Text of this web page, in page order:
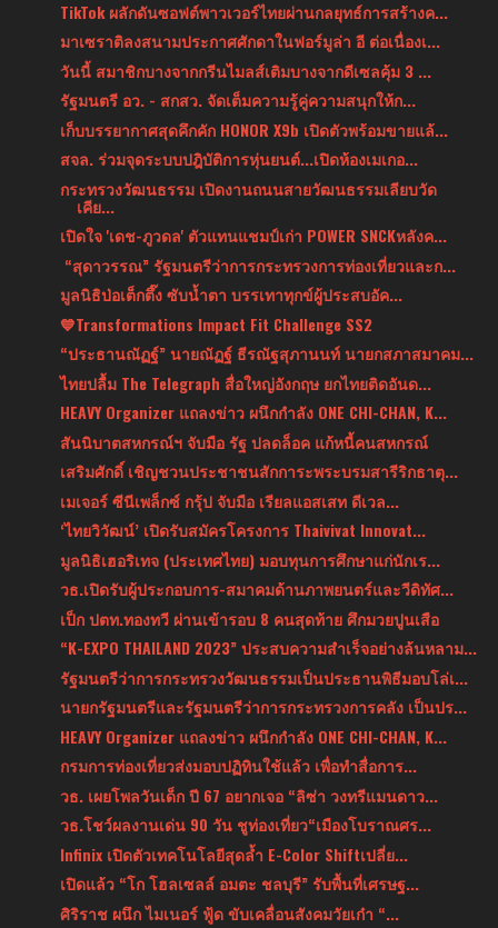
TikTok ผลักดันซอฟต์พาวเวอร์ไทยผ่านกลยุทธ์การสร้างค...
มาเซราติลงสนามประกาศศักดาในฟอร์มูล่า อี ต่อเนื่องเ...
วันนี้ สมาชิกบางจากกรีนไมลส์เติมบางจากดีเซลคุ้ม 3 ...
รัฐมนตรี อว. - สกสว. จัดเต็มความรู้คู่ความสนุกให้ก...
เก็บบรรยากาศสุดคึกคัก HONOR X9b เปิดตัวพร้อมขายแล้...
สจล. ร่วมจุดระบบปฎิบัติการหุ่นยนต์...เปิดห้องเมเกอ...
กระทรวงวัฒนธรรม เปิดงานถนนสายวัฒนธรรมเลียบวัด
เคีย...
เปิดใจ 'เดช-ภูวดล' ตัวแทนแชมป์เก่า POWER SNCKหลังค...
“สุดาวรรณ” รัฐมนตรีว่าการกระทรวงการท่องเที่ยวและก...
มูลนิธิป่อเต็กตึ๊ง ซับน้ำตา บรรเทาทุกข์ผู้ประสบอัค...
💙Transformations Impact Fit Challenge SS2
“ประธานณัฏฐ์” นายณัฏฐ์ ธีรณัฐสุภานนท์ นายกสภาสมาคม...
ไทยปลื้ม The Telegraph สื่อใหญ่อังกฤษ ยกไทยติดอันด...
HEAVY Organizer แถลงข่าว ผนึกกำลัง ONE CHI-CHAN, K...
สันนิบาตสหกรณ์ฯ จับมือ รัฐ ปลดล็อค แก้หนี้คนสหกรณ์
เสริมศักดิ์ เชิญชวนประชาชนสักการะพระบรมสารีริกธาตุ...
เมเจอร์ ซีนีเพล็กซ์ กรุ้ป จับมือ เรียลแอสเสท ดีเวล...
‘ไทยวิวัฒน์’ เปิดรับสมัครโครงการ Thaivivat Innovat...
มูลนิธิเฮอริเทจ (ประเทศไทย) มอบทุนการศึกษาแก่นักเร...
วธ.เปิดรับผู้ประกอบการ-สมาคมด้านภาพยนตร์และวีดิทัศ...
เป็ก ปตท.ทองทวี ผ่านเข้ารอบ 8 คนสุดท้าย ศึกมวยปูนเสือ
“K-EXPO THAILAND 2023” ประสบความสำเร็จอย่างล้นหลาม...
รัฐมนตรีว่าการกระทรวงวัฒนธรรมเป็นประธานพิธีมอบโล่เ...
นายกรัฐมนตรีและรัฐมนตรีว่าการกระทรวงการคลัง เป็นปร...
HEAVY Organizer แถลงข่าว ผนึกกำลัง ONE CHI-CHAN, K...
กรมการท่องเที่ยวส่งมอบปฏิทินใช้แล้ว เพื่อทำสื่อการ...
วธ. เผยโพลวันเด็ก ปี 67 อยากเจอ “ลิซ่า วงทรีแมนดาว...
วธ.โชว์ผลงานเด่น 90 วัน ชูท่องเที่ยว“เมืองโบราณศร...
Infinix เปิดตัวเทคโนโลยีสุดล้ำ E-Color Shiftเปลี่ย...
เปิดแล้ว “โก โฮลเซลล์ อมตะ ชลบุรี” รับพื้นที่เศรษฐ...
ศิริราช ผนึก ไมเนอร์ ฟู้ด ขับเคลื่อนสังคมวัยเก๋า “...